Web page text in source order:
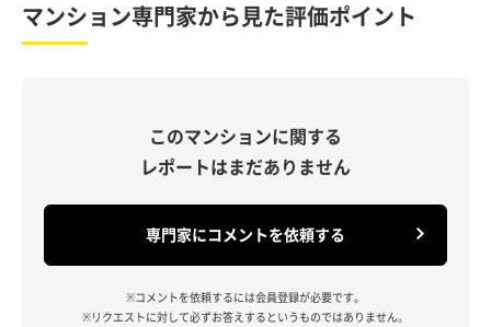
マンション専門家から見た評価ポイント
このマンションに関する
レポートはまだありません
専門家にコメントを依頼する
※コメントを依頼するには会員登録が必要です。
※リクエストに対して必ずお答えするというものではありません。